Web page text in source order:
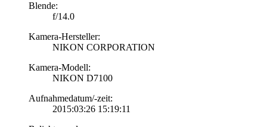
Blende:
f/14.0
Kamera-Hersteller:
NIKON CORPORATION
Kamera-Modell:
NIKON D7100
Aufnahmedatum/-zeit:
2015:03:26 15:19:11